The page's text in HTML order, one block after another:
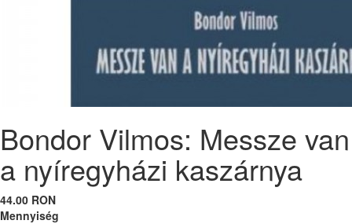
Bondor Vilmos: Messze van
a nyíregyházi kaszárnya
44.00 RON
Mennyiség